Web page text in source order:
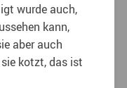
wurde auch,
kann,
aber auch
kotzt, das ist